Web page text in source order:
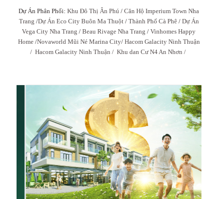
Dự Án Phân Phối:Khu Đô Thị Ân Phú /Căn Hộ Imperium Town Nha
Trang /Dự Án Eco City Buôn Ma Thuột/ Thành Phố Cà Phê/ Dự Án
Vega City Nha Trang /Beau Rivage Nha Trang /Vinhomes Happy
Home /Novaworld Mũi Né Marina City/ Hacom Galacity Ninh Thuận
/ Hacom Galacity Ninh Thuận / Khu dan Cư N4 An Nhơn /